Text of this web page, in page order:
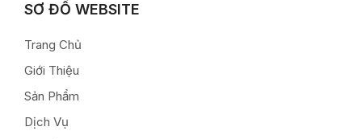
SƠ ĐỒ WEBSITE
Trang Chủ
Giới Thiệu
Sản Phẩm
Dịch Vụ